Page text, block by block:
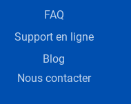
FAQ
Support en ligne
Blog
Nous contacter